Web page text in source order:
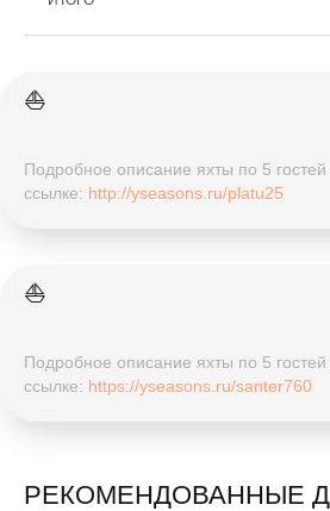
⛵️
Подробное описание яхты по 5
ссылке: http://yseasons.ru/platu25
⛵️
Подробное описание яхты по 5
ссылке: https://yseasons.ru/santer760
РЕКОМЕНДОВАННЫЕ